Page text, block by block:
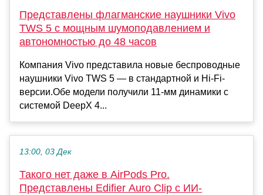
Представлены флагманские наушники Vivo
TWS 5 с мощным шумоподавлением и
автономностью до 48 часов
Компания Vivo представила новые беспроводные
наушники Vivo TWS 5 — в стандартной и Hi-Fi-
версии.Обе модели получили 11-мм динамики с
системой DeepX 4...
13:00, 03 Дек
Такого нет даже в AirPods Pro.
Представлены Edifier Auro Clip с ИИ-